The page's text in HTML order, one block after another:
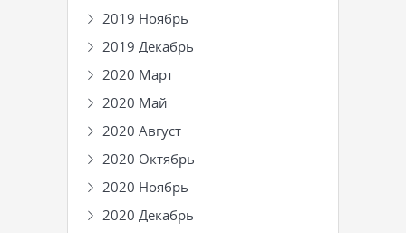
2019 Ноябрь
2019 Декабрь
2020 Март
2020 Май
2020 Август
2020 Октябрь
2020 Ноябрь
2020 Декабрь